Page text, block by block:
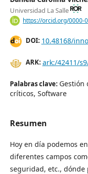
Universidad La Salle
https://orcid.org/0000-
DOI: 10.48168/
ARK: ark:/42411/
Palabras clave: Gestión
críticos, Software
Resumen
Hoy en día podemos
diferentes campos
seguridad, etc., dónde